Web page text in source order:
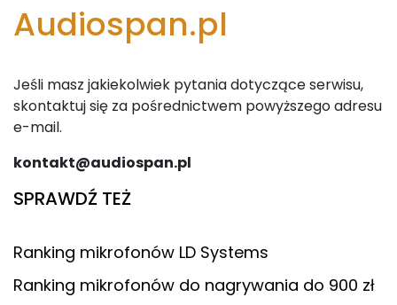
Audiospan.pl
Jeśli masz jakiekolwiek pytania dotyczące serwisu,
skontaktuj się za pośrednictwem powyższego adresu
e-mail.
kontakt@audiospan.pl
SPRAWDŹ TEŻ
Ranking mikrofonów LD Systems
Ranking mikrofonów do nagrywania do 900 zł